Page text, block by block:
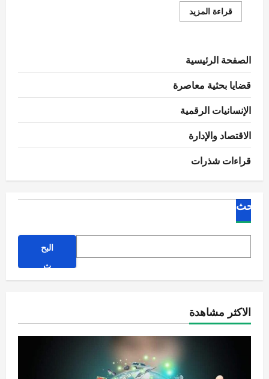
قراءة المزيداقرأ
المزيد
الصفحة الرئيسية
قضايا بحثية معاصرة
الإنسانيات الرقمية
الاقتصاد والإدارة
قراءات شذرات
البحث
البح
ث
الاكثر مشاهدة